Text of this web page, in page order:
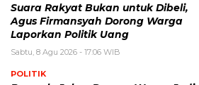
Suara Rakyat Bukan untuk Dibeli,
Agus Firmansyah Dorong Warga
Laporkan Politik Uang
Sabtu, 8 Agu 2026 - 17:06 WIB
POLITIK